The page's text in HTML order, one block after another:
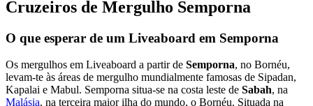
Cruzeiros de Mergulho Semporna
O que esperar de um Liveaboard em Semporna
Os mergulhos em Liveaboard a partir de Semporna, no Bornéu,
levam-te às áreas de mergulho mundialmente famosas de Sipadan,
Kapalai e Mabul. Semporna situa-se na costa leste de Sabah, na
Malásia, na terceira maior ilha do mundo, o Bornéu. Situada na